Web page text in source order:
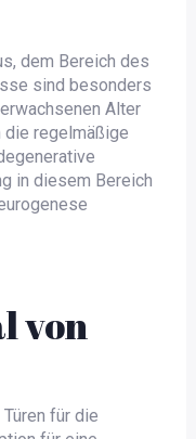
dem Bereich des
sind besonders
Alter
die regelmäßige
in diesem Bereich
von
für die